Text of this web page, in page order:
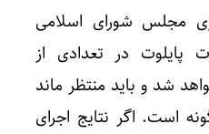
مجلس شورای اسلامی
در تعدادی از
شد و باید منتظر ماند
است. اگر نتایج اجرای